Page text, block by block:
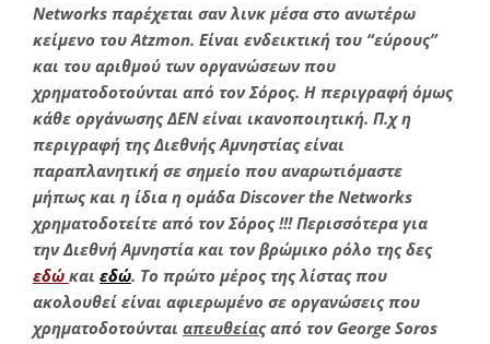
Networks παρέχεται σαν λινκ μέσα στο ανωτέρω
κείμενο του Atzmon. Είναι ενδεικτική του “εύρους”
και του αριθμού των οργανώσεων που
χρηματοδοτούνται από τον Σόρος. Η περιγραφή όμως
κάθε οργάνωσης ΔΕΝ είναι ικανοποιητική. Π.χ η
περιγραφή της Διεθνής Αμνηστίας είναι
παραπλανητική σε σημείο που αναρωτιόμαστε
μήπως και η ίδια η ομάδα Discover the Networks
χρηματοδοτείτε από τον Σόρος !!! Περισσότερα για
την Διεθνή Αμνηστία και τον βρώμικο ρόλο της δες
εδώ και εδώ. Το πρώτο μέρος της λίστας που
ακολουθεί είναι αφιερωμένο σε οργανώσεις που
χρηματοδοτούνται απευθείαςαπό τον George Soros